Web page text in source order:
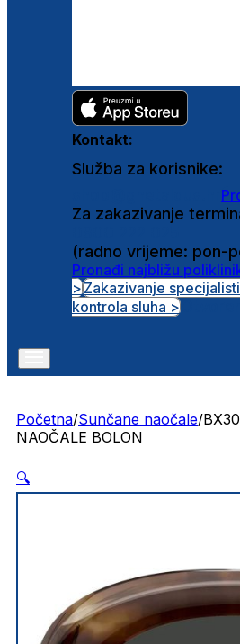
Kontakt:
Služba za korisnike:
Za zakazivanje
(radno vrijeme: pon-
Pronađi najbližu
>Zakazivanje
kontrola sluha >
Početna/Sunčane naočale/
NAOČALE BOLON
🔍